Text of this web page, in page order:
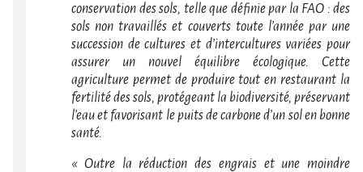
conservation des sols, telle que définie par la FAO : des
sols non travaillés et couverts toute l’année par une
succession de cultures et d’intercultures variées pour
assurer un nouvel équilibre écologique. Cette
agriculture permet de produire tout en restaurant la
fertilité des sols, protégeant la biodiversité, préservant
l’eau et favorisant le puits de carbone d’un sol en bonne
santé.
« Outre la réduction des engrais et une moindre